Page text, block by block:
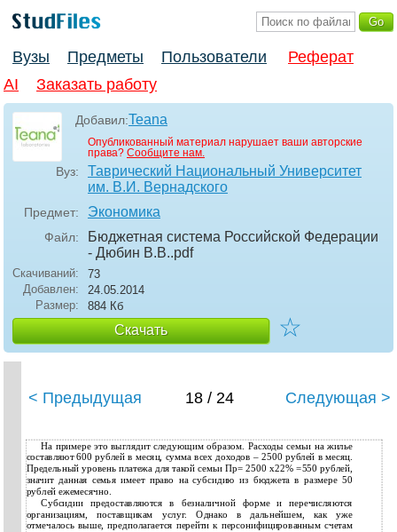
Вузы Предметы Пользователи
Реферат
AI
Заказать работу
Добавил:Teana
Опубликованный материал нарушает ваши авторские
права? Сообщите нам.
Вуз:
Таврический Национальный Университет
им. В.И. Вернадского
Предмет: Экономика
Файл:
Бюджетная система Российской Федерации
- Дюбин В.В..pdf
Скачиваний:
73
Добавлен:
24.05.2014
Размер:
884 Кб
Скачать ☆
< Предыдущая 18 / 24 Следующая >
На примере это выглядит следующим образом. Расходы семьи на жилье
составляют 600 рублей в месяц, сумма всех доходов – 2500 рублей в месяц.
Предельный уровень платежа для такой семьи Пр= 2500 х22% =550 рублей,
значит данная семья имеет право на субсидию из бюджета в размере 50
рублей ежемесячно.
Субсидии предоставляются в безналичной форме и перечисляются
организациям, поставщикам услуг. Однако в дальнейшем, как уже
отмечалось выше, предполагается перейти к персонифицированным счетам